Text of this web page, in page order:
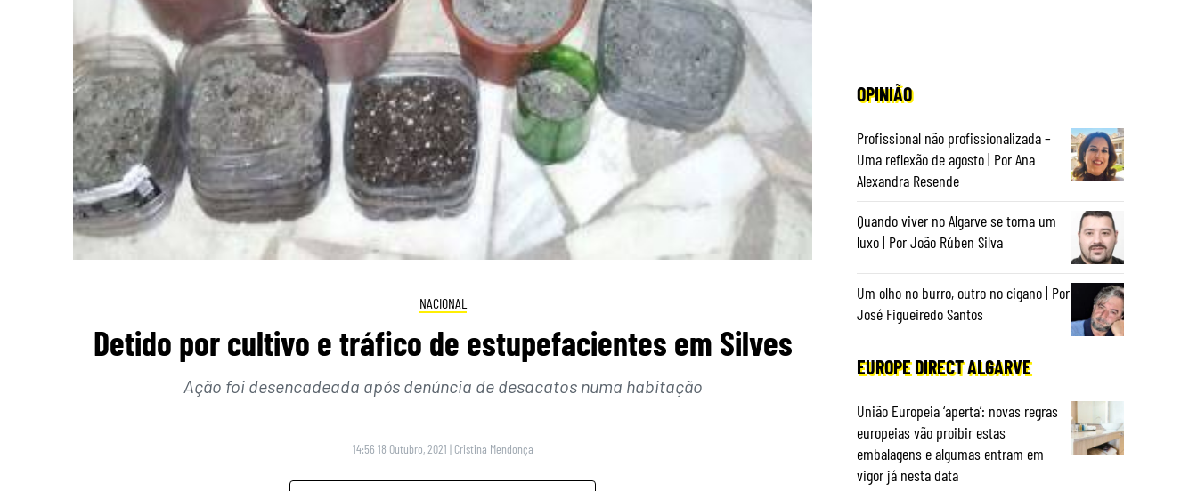
NACIONAL
Detido por cultivo e tráfico de estupefacientes em Silves
Ação foi desencadeada após denúncia de desacatos numa habitação
14:56 18 Outubro, 2021 | Cristina Mendonça
OPINIÃO
Profissional não profissionalizada –
Uma reflexão de agosto | Por Ana
Alexandra Resende
Quando viver no Algarve se torna um
luxo | Por João Rúben Silva
Um olho no burro, outro no cigano | Por
José Figueiredo Santos
EUROPE DIRECT ALGARVE
União Europeia ‘aperta’: novas regras
europeias vão proibir estas
embalagens e algumas entram em
vigor já nesta data